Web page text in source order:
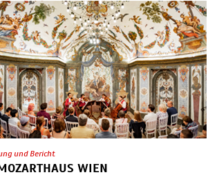
und Bericht
WIEN